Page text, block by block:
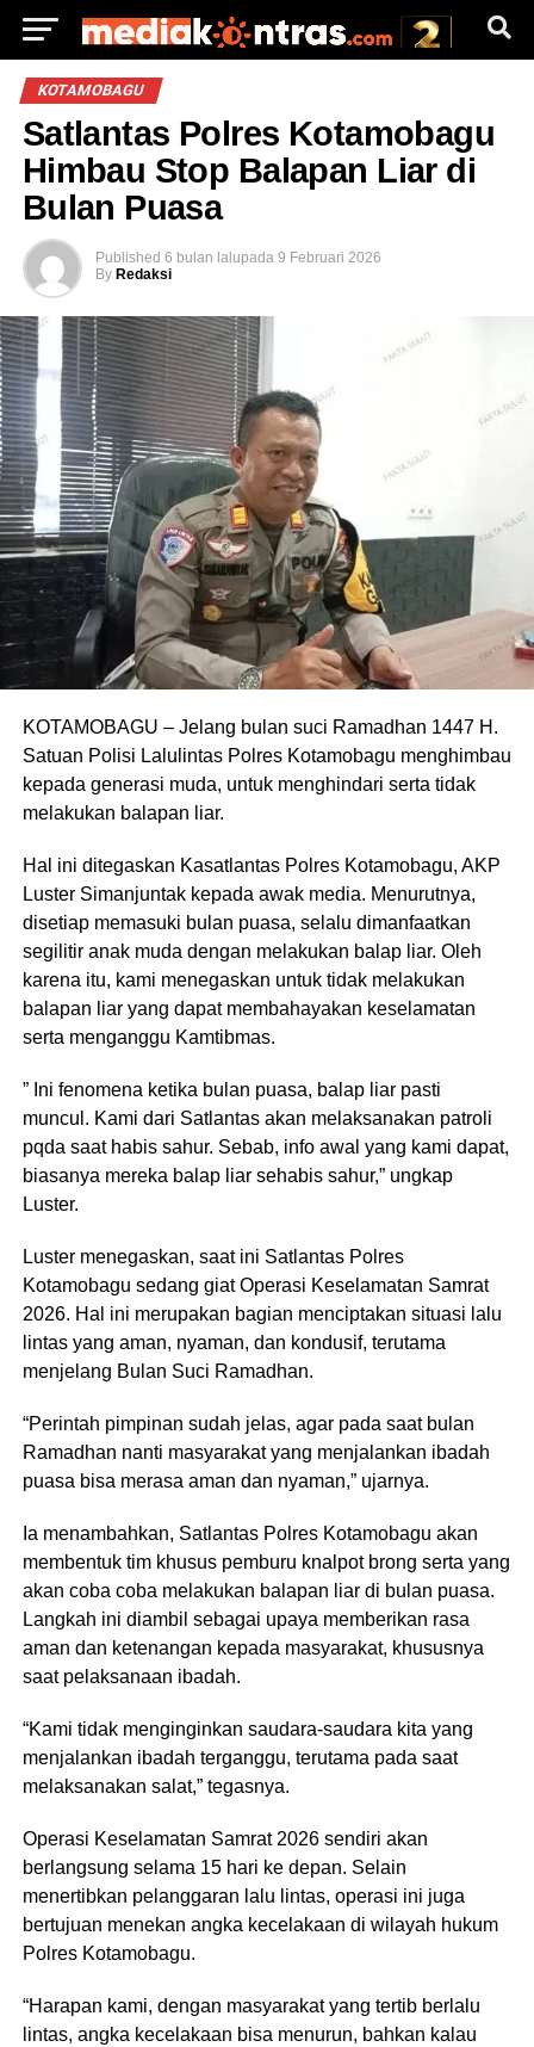
KOTAMOBAGU
Satlantas Polres Kotamobagu
Himbau Stop Balapan Liar di
Bulan Puasa
Published 6 bulan lalupada 9 Februari 2026
By Redaksi
KOTAMOBAGU – Jelang bulan suci Ramadhan 1447 H.
Satuan Polisi Lalulintas Polres Kotamobagu menghimbau
kepada generasi muda, untuk menghindari serta tidak
melakukan balapan liar.
Hal ini ditegaskan Kasatlantas Polres Kotamobagu, AKP
Luster Simanjuntak kepada awak media. Menurutnya,
disetiap memasuki bulan puasa, selalu dimanfaatkan
segilitir anak muda dengan melakukan balap liar. Oleh
karena itu, kami menegaskan untuk tidak melakukan
balapan liar yang dapat membahayakan keselamatan
serta menganggu Kamtibmas.
” Ini fenomena ketika bulan puasa, balap liar pasti
muncul. Kami dari Satlantas akan melaksanakan patroli
pqda saat habis sahur. Sebab, info awal yang kami dapat,
biasanya mereka balap liar sehabis sahur,” ungkap
Luster.
Luster menegaskan, saat ini Satlantas Polres
Kotamobagu sedang giat Operasi Keselamatan Samrat
2026. Hal ini merupakan bagian menciptakan situasi lalu
lintas yang aman, nyaman, dan kondusif, terutama
menjelang Bulan Suci Ramadhan.
“Perintah pimpinan sudah jelas, agar pada saat bulan
Ramadhan nanti masyarakat yang menjalankan ibadah
puasa bisa merasa aman dan nyaman,” ujarnya.
Ia menambahkan, Satlantas Polres Kotamobagu akan
membentuk tim khusus pemburu knalpot brong serta yang
akan coba coba melakukan balapan liar di bulan puasa.
Langkah ini diambil sebagai upaya memberikan rasa
aman dan ketenangan kepada masyarakat, khususnya
saat pelaksanaan ibadah.
“Kami tidak menginginkan saudara-saudara kita yang
menjalankan ibadah terganggu, terutama pada saat
melaksanakan salat,” tegasnya.
Operasi Keselamatan Samrat 2026 sendiri akan
berlangsung selama 15 hari ke depan. Selain
menertibkan pelanggaran lalu lintas, operasi ini juga
bertujuan menekan angka kecelakaan di wilayah hukum
Polres Kotamobagu.
“Harapan kami, dengan masyarakat yang tertib berlalu
lintas, angka kecelakaan bisa menurun, bahkan kalau